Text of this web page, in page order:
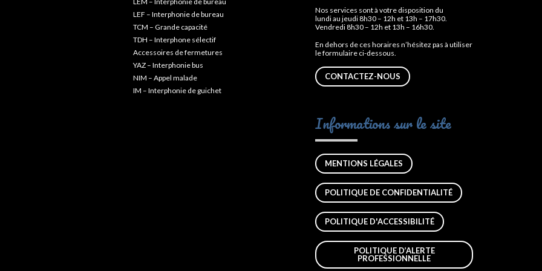
LEF – Interphonie de bureau
TCM – Grande capacité
TDH – Interphone sélectif
Accessoires de fermetures
YAZ – Interphonie bus
NIM – Appel malade
IM – Interphonie de guichet
Nos services sont à votre disposition du
lundi au jeudi 8h30 – 12h et 13h – 17h30.
Vendredi 8h30 – 12h et 13h – 16h30.
En dehors de ces horaires n’hésitez pas à utiliser
le formulaire ci-dessous.
CONTACTEZ-NOUS
Informations sur le site
MENTIONS LÉGALES
POLITIQUE DE CONFIDENTIALITÉ
POLITIQUE D'ACCESSIBILITÉ
POLITIQUE D’ALERTE
PROFESSIONNELLE